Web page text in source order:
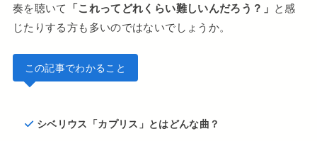
奏を聴いて 「これってどれくらい難しいんだろう？」 と感
じたりする方も多いのではないでしょうか。
この記事でわかること
シベリウス「カプリス」とはどんな曲？